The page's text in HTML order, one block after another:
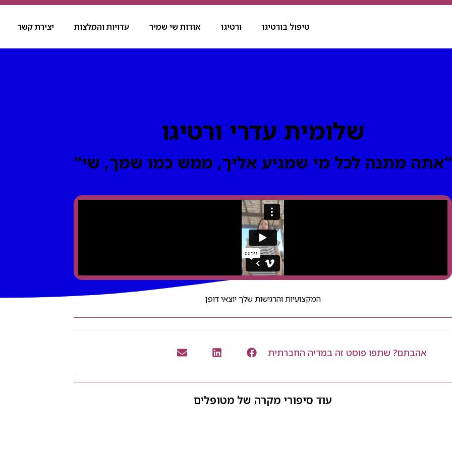
טיפול בורטיגו ורטיגו אודות שי שמיר עדויות והמלצות יצירת קשר
שלומית עדרי ורטיגו
"אתה מתנה לכל מי שמגיע אליך, ממש כמו שמך, שי"
המקצועיות והרגישות שלך יוצאי דופן
אהבתם? שתפו פוסט זה במדיה החברתית
עוד סיפורי מקרה של מטופלים